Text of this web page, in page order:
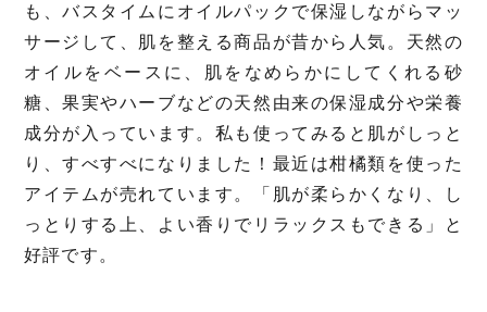
も、バスタイムにオイルパックで保湿しながらマッ
サージして、肌を整える商品が昔から人気。天然の
オイルをベースに、肌をなめらかにしてくれる砂
糖、果実やハーブなどの天然由来の保湿成分や栄養
成分が入っています。私も使ってみると肌がしっと
り、すべすべになりました！最近は柑橘類を使った
アイテムが売れています。「肌が柔らかくなり、し
っとりする上、よい香りでリラックスもできる」と
好評です。